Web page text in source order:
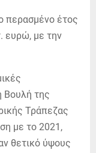
περασμένο έτος
ευρώ, με την
Βουλή της
Τράπεζας
με το 2021,
θετικό ύψους